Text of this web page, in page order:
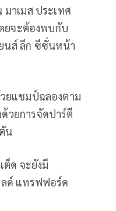
าเมส ประเทศ
ยจะต้องพบกับ
นส์ ลีก ซีซั่นหน้า
ยแชมป์ฉลองตาม
วยการจัดปาร์ตี
น
ต็ด จะยังมี
ลด์ แทรฟฟอร์ด